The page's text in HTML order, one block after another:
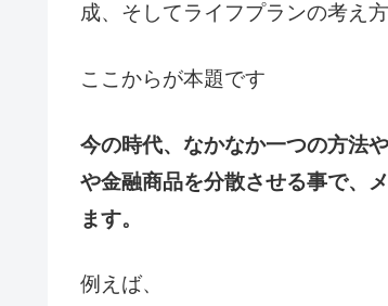
成、そしてライフプランの考え
ここからが本題です
今の時代、なかなか一つの方法
や金融商品を分散させる事で、
ます。
例えば、